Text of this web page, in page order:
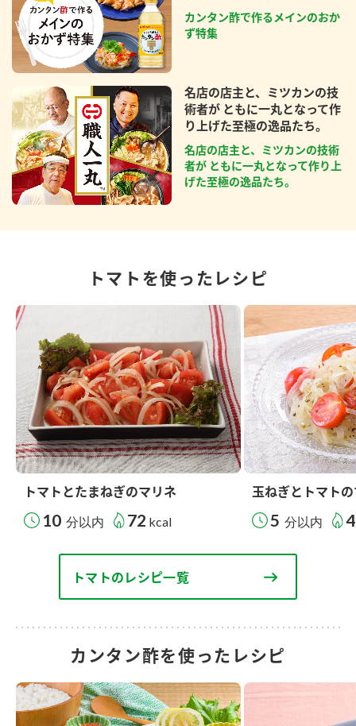
カンタン酢で作るメインのおか
ず特集
名店の店主と、ミツカンの技
術者が ともに一丸となって作
り上げた至極の逸品たち。
名店の店主と、ミツカンの技術
者が ともに一丸となって作り上
げた至極の逸品たち。
トマトを使ったレシピ
トマトとたまねぎのマリネ
10 分以内 72 kcal
玉ねぎとトマト
5 分以内
トマトのレシピ一覧
カンタン酢を使ったレシピ